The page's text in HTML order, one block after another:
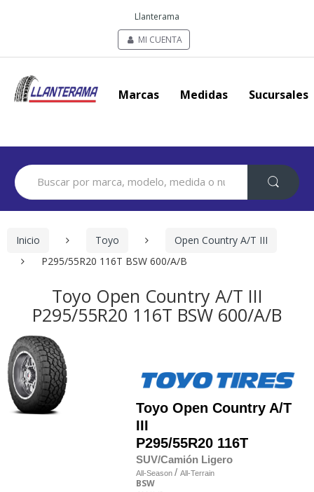
Llanterama
MI CUENTA
Marcas Medidas Sucursales
Search
for:
Inicio Toyo
Open Country A/T III
P295/55R20 116T BSW 600/A/B
Toyo Open Country A/T III
P295/55R20 116T BSW 600/A/B
Toyo Open Country A/T
III
P295/55R20 116T
SUV/Camión Ligero
All-Season / All-Terrain
BSW